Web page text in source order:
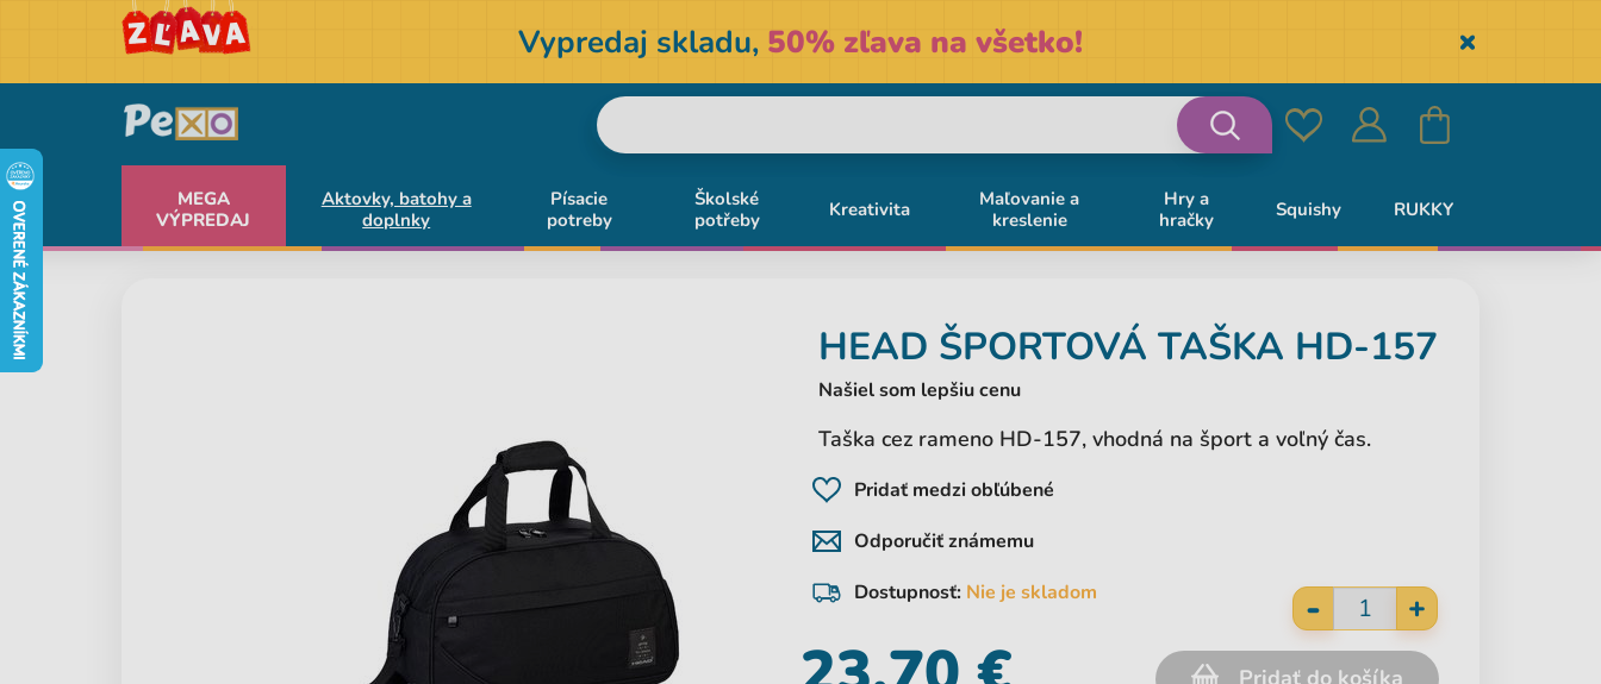
Vypredaj skladu, 50% zľava na všetko! Skryť
ObľúbenéPrihlásiť Košík
MEGA
VÝPREDAJ
Aktovky, batohy a
doplnky
Písacie
potreby
Školské
potřeby
Kreativita
Maľovanie a
kreslenie
Hry a
hračky
Squishy RUKKY
HEAD ŠPORTOVÁ TAŠKA HD-157
Našiel som lepšiu cenu
Taška cez rameno HD-157, vhodná na šport a voľný čas.
Pridať medzi obľúbené
Odporučiť známemu
Dostupnosť: Nie je skladom - +
Pridať do košíka